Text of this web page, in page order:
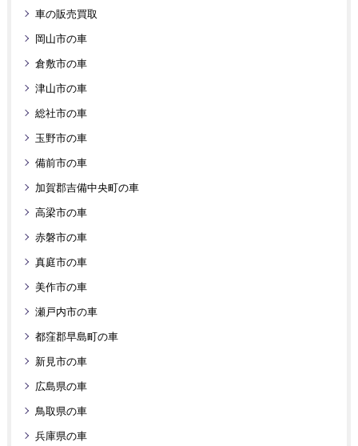
車の販売買取
岡山市の車
倉敷市の車
津山市の車
総社市の車
玉野市の車
備前市の車
加賀郡吉備中央町の車
高梁市の車
赤磐市の車
真庭市の車
美作市の車
瀬戸内市の車
都窪郡早島町の車
新見市の車
広島県の車
鳥取県の車
兵庫県の車